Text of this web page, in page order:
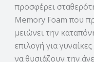
προσφέρει
Memory Foam που
μειώνει την
επιλογή για
να θυσιάζουν την